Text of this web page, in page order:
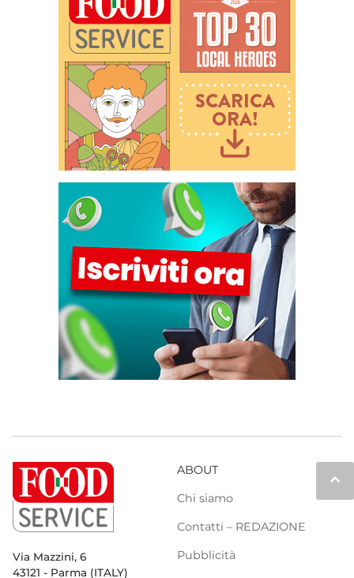
keyboard_arrow_up
Via Mazzini, 6
43121 - Parma (ITALY)
ABOUT
Chi siamo
Contatti – REDAZIONE
Pubblicità